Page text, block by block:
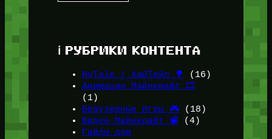
ℹ️ РУБРИКИ КОНТЕНТА
HyTale / ХайТейл 🌳
(16)
Анимации Майнкрафт 🎞️
(1)
Браузерные Игры 🎮(18)
Видео Майнкрафт 📽️ (4)
Гайды для